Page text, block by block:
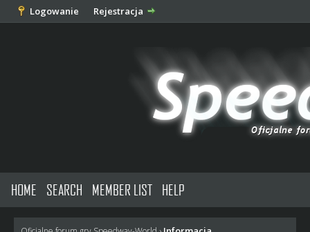
Logowanie Rejestracja
HOME SEARCH MEMBER LIST HELP